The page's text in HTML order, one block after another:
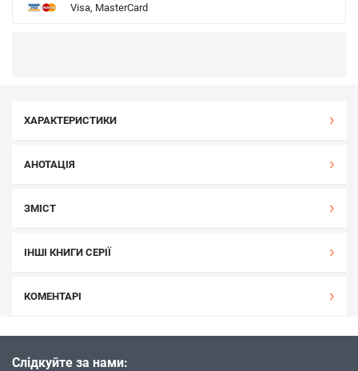
Visa, MasterCard
ХАРАКТЕРИСТИКИ
АНОТАЦІЯ
ЗМІСТ
ІНШІ КНИГИ СЕРІЇ
КОМЕНТАРІ
Слідкуйте за нами: